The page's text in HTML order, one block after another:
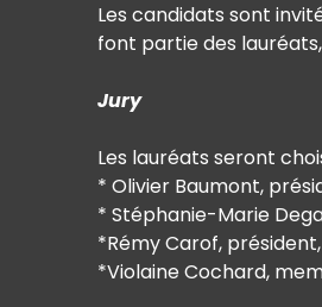
Les candidats sont
font partie des
Jury
Les lauréats seront
* Olivier Baumont,
* Stéphanie-Marie
*Rémy Carof,
*Violaine Cochard,